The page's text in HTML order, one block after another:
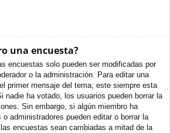
una encuesta?
encuestas solo pueden ser modificadas por
o la administración. Para editar una
primer mensaje del tema; este siempre esta
nadie ha votado, los usuarios pueden borrar la
Sin embargo, si algún miembro ha
administradores pueden editar o borrar la
encuestas sean cambiadas a mitad de la